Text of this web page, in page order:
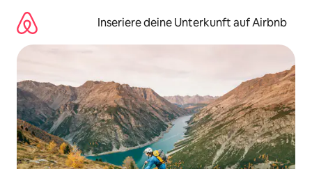
Inhalten
springen
Inseriere deine Unterkunft auf Airbnb